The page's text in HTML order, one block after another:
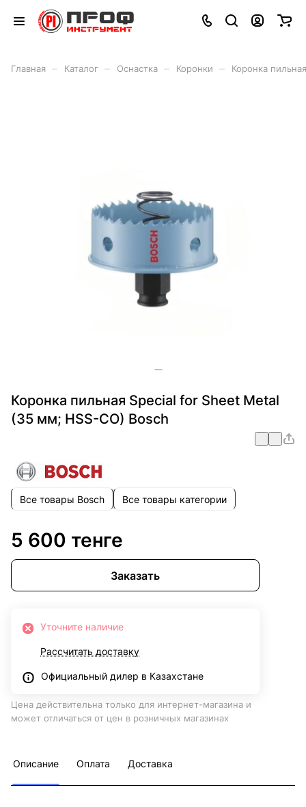
Главная Каталог Оснастка Коронки Коронка
Коронка пильная Special for Sheet Metal
(35 мм; HSS-CO) Bosch
Все товары Bosch Все товары категории
5 600 тенге
Заказать
Уточните наличие
Рассчитать доставку
Официальный дилер в Казахстане
Цена действительна только для интернет-магазина и
может отличаться от цен в розничных магазинах
Описание Оплата Доставка